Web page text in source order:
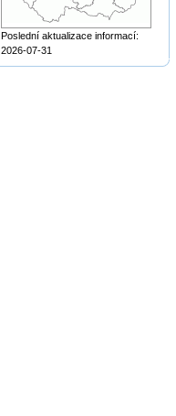
Poslední aktualizace informací:
2026-07-31